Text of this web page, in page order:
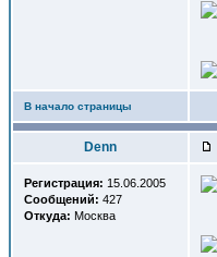
В начало страницы
Denn
Регистрация: 15.06.2005
Сообщений: 427
Откуда: Москва